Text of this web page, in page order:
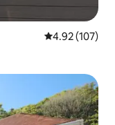
レビュー107
4.92 (107)